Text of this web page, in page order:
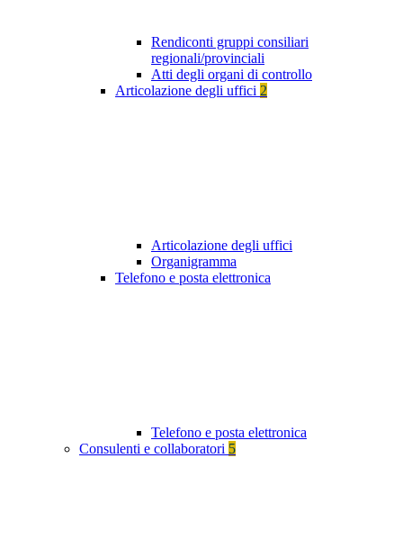
Rendiconti gruppi consiliari
regionali/provinciali
Atti degli organi di controllo
Articolazione degli uffici 2
Articolazione degli uffici
Organigramma
Telefono e posta elettronica
Telefono e posta elettronica
Consulenti e collaboratori 5